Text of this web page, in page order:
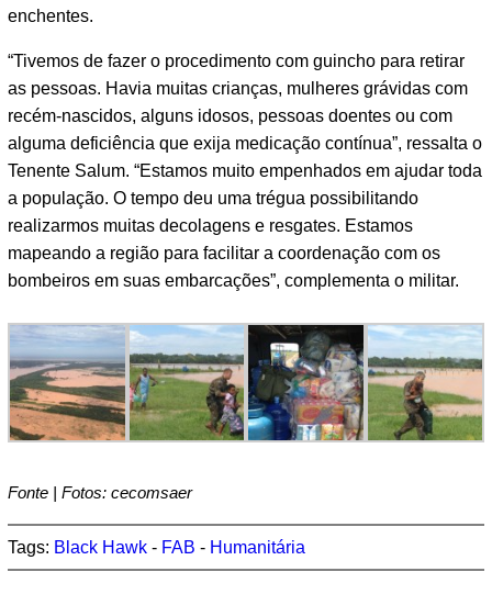
enchentes.
“Tivemos de fazer o procedimento com guincho para retirar
as pessoas. Havia muitas crianças, mulheres grávidas com
recém-nascidos, alguns idosos, pessoas doentes ou com
alguma deficiência que exija medicação contínua”, ressalta o
Tenente Salum. “Estamos muito empenhados em ajudar toda
a população. O tempo deu uma trégua possibilitando
realizarmos muitas decolagens e resgates. Estamos
mapeando a região para facilitar a coordenação com os
bombeiros em suas embarcações”, complementa o militar.
Fonte | Fotos: cecomsaer
Tags: Black Hawk - FAB - Humanitária